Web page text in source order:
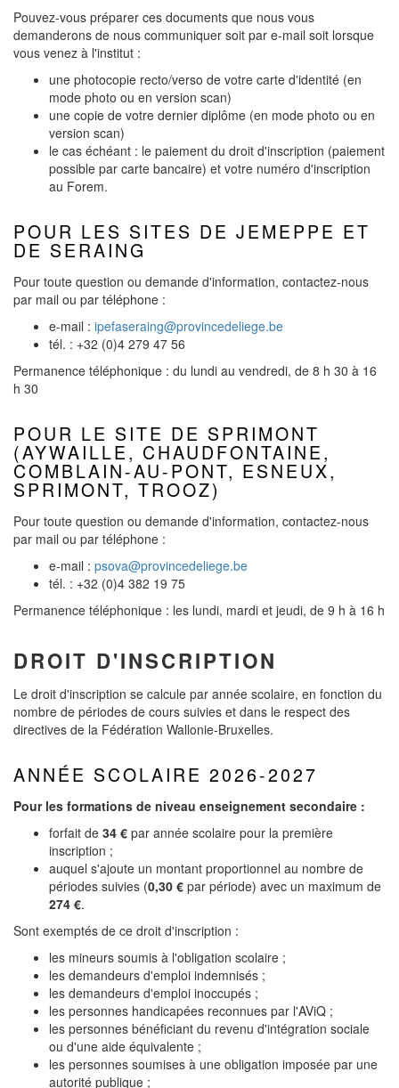
Pouvez-vous préparer ces documents que nous vous
demanderons de nous communiquer soit par e-mail soit lorsque
vous venez à l'institut :
une photocopie recto/verso de votre carte d'identité (en
mode photo ou en version scan)
une copie de votre dernier diplôme (en mode photo ou en
version scan)
le cas échéant : le paiement du droit d'inscription (paiement
possible par carte bancaire) et votre numéro d'inscription
au Forem.
POUR LES SITES DE JEMEPPE ET
DE SERAING
Pour toute question ou demande d'information, contactez-nous
par mail ou par téléphone :
e-mail : ipefaseraing@provincedeliege.be
tél. : +32 (0)4 279 47 56
Permanence téléphonique : du lundi au vendredi, de 8 h 30 à 16
h 30
POUR LE SITE DE SPRIMONT
(AYWAILLE, CHAUDFONTAINE,
COMBLAIN-AU-PONT, ESNEUX,
SPRIMONT, TROOZ)
Pour toute question ou demande d'information, contactez-nous
par mail ou par téléphone :
e-mail : psova@provincedeliege.be
tél. : +32 (0)4 382 19 75
Permanence téléphonique : les lundi, mardi et jeudi, de 9 h à 16 h
DROIT D'INSCRIPTION
Le droit d'inscription se calcule par année scolaire, en fonction du
nombre de périodes de cours suivies et dans le respect des
directives de la Fédération Wallonie-Bruxelles.
ANNÉE SCOLAIRE 2026-2027
Pour les formations de niveau enseignement secondaire :
forfait de 34 € par année scolaire pour la première
inscription ;
auquel s'ajoute un montant proportionnel au nombre de
périodes suivies (0,30 € par période) avec un maximum de
274 €.
Sont exemptés de ce droit d'inscription :
les mineurs soumis à l'obligation scolaire ;
les demandeurs d'emploi indemnisés ;
les demandeurs d'emploi inoccupés ;
les personnes handicapées reconnues par l'AViQ ;
les personnes bénéficiant du revenu d'intégration sociale
ou d'une aide équivalente ;
les personnes soumises à une obligation imposée par une
autorité publique ;